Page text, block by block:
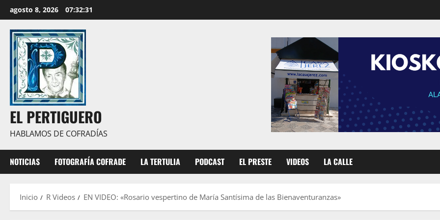
al
contenido
agosto 8, 2026 07:32:33
EL PERTIGUERO
HABLAMOS DE COFRADÍAS
NOTICIAS FOTOGRAFÍA COFRADE LA TERTULIA PODCAST EL PRESTE VIDEOS LA CALLE
Inicio R Videos EN VIDEO: «Rosario vespertino de María Santísima de las Bienaventuranzas»